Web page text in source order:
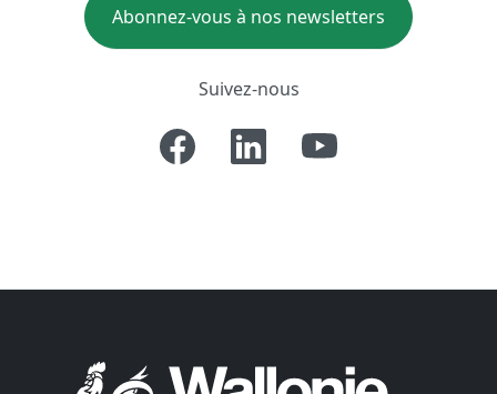
Abonnez-vous à nos newsletters
Suivez-nous